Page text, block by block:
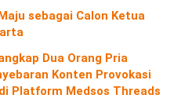
sebagai Calon Ketua
Dua Orang Pria
Konten Provokasi
Platform Medsos Threads